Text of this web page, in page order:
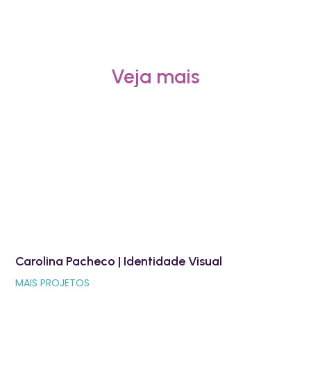
Veja mais
Carolina Pacheco | Identidade Visual
MAIS PROJETOS